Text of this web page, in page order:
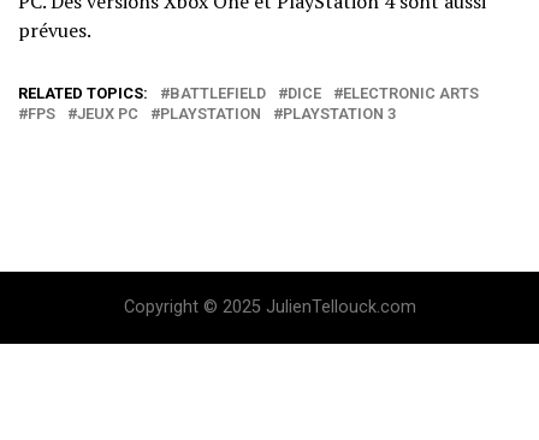
prévues.
RELATED TOPICS: BATTLEFIELD DICE
ELECTRONIC ARTS
FPS
JEUX PC PLAYSTATION PLAYSTATION 3
Copyright © 2025 JulienTellouck.com